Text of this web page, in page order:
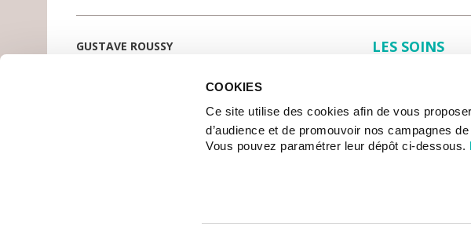
COOKIES
Ce site utilise des cookies afin de vous
d’audience et de promouvoir nos campagnes
Vous pouvez paramétrer leur dépôt ci-dessous.
GUSTAVE ROUSSY
SE RENDRE À GUSTAVE ROUSSY
LES SOINS
NOUS